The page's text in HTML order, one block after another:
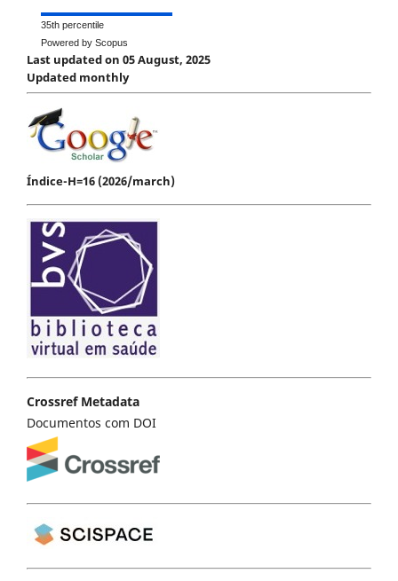
35th percentile
Powered by Scopus
Last updated on 05 August, 2025
Updated monthly
Índice-H=16 (2026/march)
Crossref Metadata
Documentos com DOI